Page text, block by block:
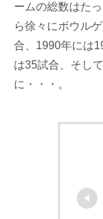
ームの総数はた
ら徐々にボウル
合、1990年には
は35試合、そし
に・・・。